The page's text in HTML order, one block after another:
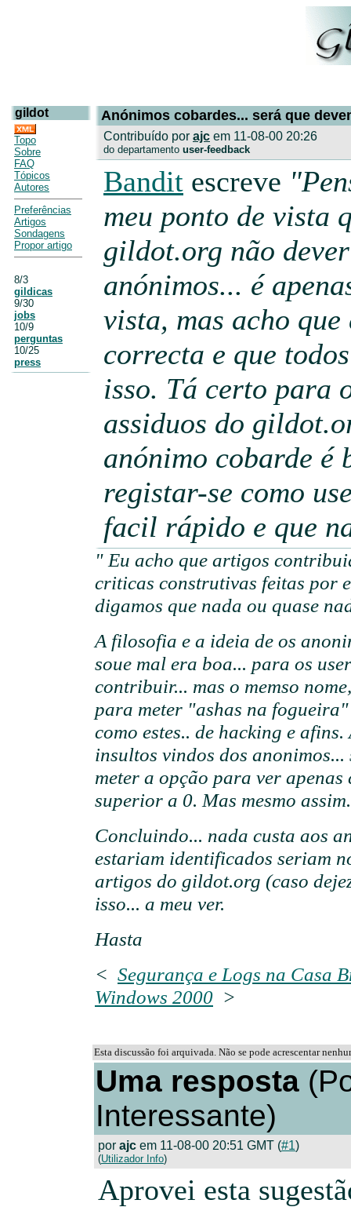
gildot
Topo
Sobre
FAQ
Tópicos
Autores
Preferências
Artigos
Sondagens
Propor artigo
8/3
gildicas
9/30
jobs
10/9
perguntas
10/25
press
Anónimos cobardes... será que
Contribuído por ajc em 11-08-00 20:26
do departamento user-feedback
Bandit escreve
meu ponto de vista
gildot.org não
anónimos... é
vista, mas acho
correcta e que
isso. Tá certo para
assiduos do
anónimo cobarde é
registar-se como
facil rápido e que
" Eu acho que artigos
criticas construtivas feitas por
digamos que nada ou quase
A filosofia e a ideia de os
soue mal era boa... para os
contribuir... mas o memso
para meter "ashas na
como estes.. de hacking e
insultos vindos dos anonimos...
meter a opção para ver
superior a 0. Mas mesmo
Concluindo... nada custa aos
estariam identificados seriam
artigos do gildot.org (caso
isso... a meu ver.
Hasta
< Segurança e Logs na Casa
Windows 2000 >
Esta discussão foi arquivada. Não se pode acrescentar
Uma resposta
Interessante)
por ajc em 11-08-00 20:51 GMT (#1)
(Utilizador Info)
Aprovei esta